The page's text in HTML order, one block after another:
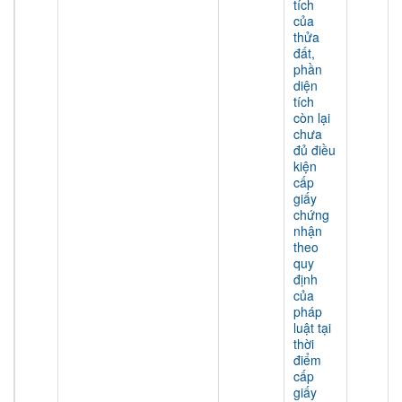
tích
của
thửa
đất,
phần
diện
tích
còn lại
chưa
đủ điều
kiện
cấp
giấy
chứng
nhận
theo
quy
định
của
pháp
luật tại
thời
điểm
cấp
giấy